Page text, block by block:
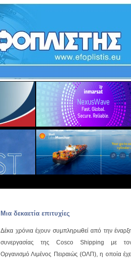
Μια δεκαετία επιτυχίες
Δέκα χρόνια έχουν συμπληρωθεί από την
συνεργασίας της Cosco Shipping με
Οργανισμό Λιμένος Πειραιώς (ΟΛΠ), η οποία